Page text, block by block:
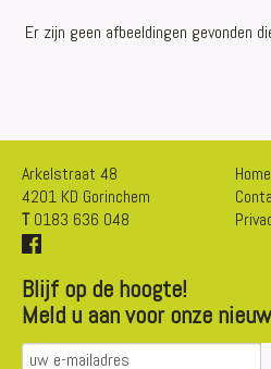
Er zijn geen afbeeldingen gevonden
Arkelstraat 48
4201 KD Gorinchem
T0183 636 048
Home
Blijf op de hoogte!
Meld u aan voor onze